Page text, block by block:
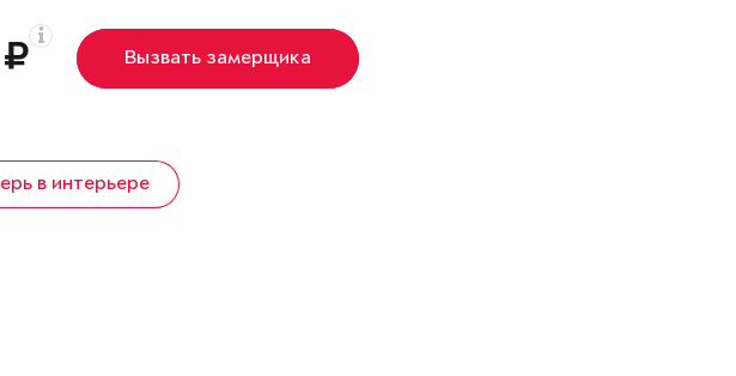
Вызвать замерщика
в интерьере